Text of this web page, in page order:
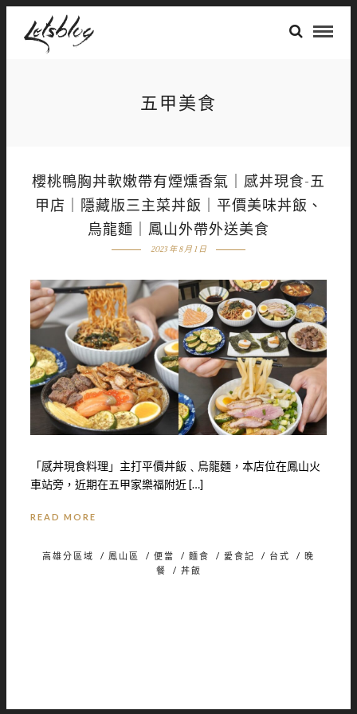
五甲美食
櫻桃鴨胸丼軟嫩帶有煙燻香氣｜感丼現食-五
甲店｜隱藏版三主菜丼飯｜平價美味丼飯、
烏龍麵｜鳳山外帶外送美食
2023 年 8 月 1 日
「感丼現食料理」主打平價丼飯﹑烏龍麵，本店位在鳳山火
車站旁，近期在五甲家樂福附近 […]
READ MORE
高雄分區域 / 鳳山區 / 便當 / 麵食 / 愛食記 / 台式 / 晚
餐
/ 丼飯